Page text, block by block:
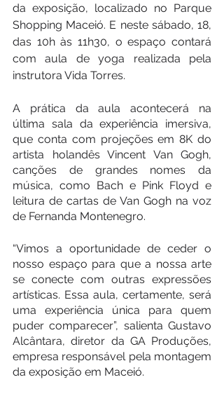
da exposição, localizado no Parque
Shopping Maceió. E neste sábado, 18,
das 10h às 11h30, o espaço contará
com aula de yoga realizada pela
instrutora Vida Torres.
A prática da aula acontecerá na
última sala da experiência imersiva,
que conta com projeções em 8K do
artista holandês Vincent Van Gogh,
canções de grandes nomes da
música, como Bach e Pink Floyd e
leitura de cartas de Van Gogh na voz
de Fernanda Montenegro.
“Vimos a oportunidade de ceder o
nosso espaço para que a nossa arte
se conecte com outras expressões
artísticas. Essa aula, certamente, será
uma experiência única para quem
puder comparecer”, salienta Gustavo
Alcântara, diretor da GA Produções,
empresa responsável pela montagem
da exposição em Maceió.